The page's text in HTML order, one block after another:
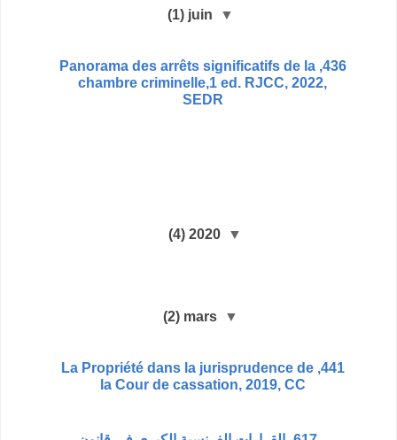
▼
juin
(1)
436, Panorama des arrêts significatifs de la
chambre criminelle,1 ed. RJCC, 2022,
SEDR
▼
2020
(4)
▼
mars
(2)
441, La Propriété dans la jurisprudence de
la Cour de cassation, 2019, CC